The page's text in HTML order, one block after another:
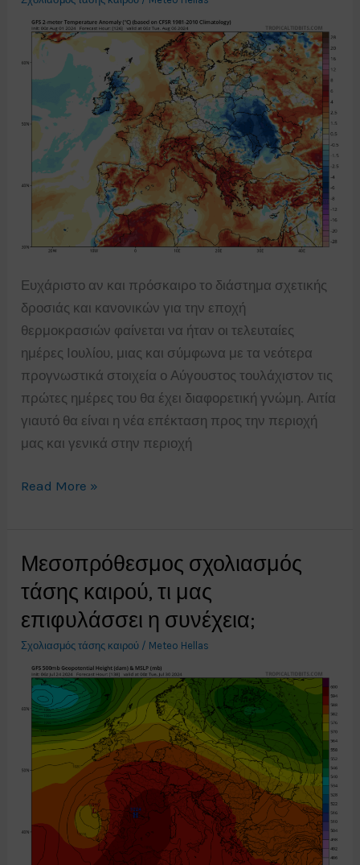
Ευχάριστο αν και πρόσκαιρο το διάστημα σχετικής
δροσιάς και κανονικών για την εποχή
θερμοκρασιών φαίνεται να ήταν οι τελευταίες
ημέρες Ιουλίου, μιας και σύμφωνα με τα νεότερα
προγνωστικά στοιχεία ο Αύγουστος τουλάχιστον τις
πρώτες ημέρες του θα έχει διαφορετική γνώμη. Αιτία
γιαυτό θα είναι η νέα επέκταση προς την περιοχή
μας και γενικά στην περιοχή
Επιστροφή
θερμοκρασιών.
Σχολιασμός
μεσοπρόθεσμης
τάσης
καιρού.
Read More »
Μεσοπρόθεσμος σχολιασμός
τάσης καιρού, τι μας
επιφυλάσσει η συνέχεια;
Σχολιασμός τάσης καιρού / Meteo Hellas